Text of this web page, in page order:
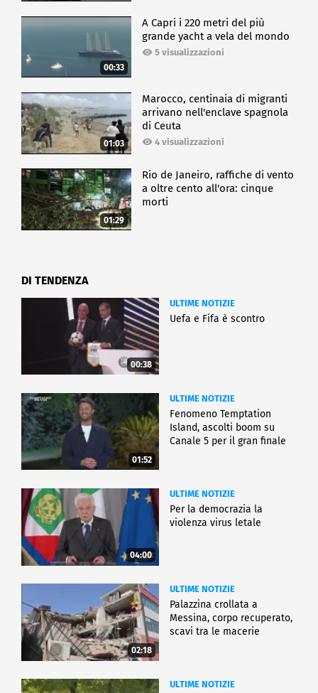
00:33
A Capri i 220 metri del più
grande yacht a vela del mondo
5 visualizzazioni
01:03
Marocco, centinaia di migranti
arrivano nell'enclave spagnola
di Ceuta
4 visualizzazioni
01:29
Rio de Janeiro, raffiche di vento
a oltre cento all'ora: cinque
morti
DI TENDENZA
00:38
ULTIME NOTIZIE
Uefa e Fifa è scontro
01:52
ULTIME NOTIZIE
Fenomeno Temptation
Island, ascolti boom su
Canale 5 per il gran finale
04:00
ULTIME NOTIZIE
Per la democrazia la
violenza virus letale
02:18
ULTIME NOTIZIE
Palazzina crollata a
Messina, corpo recuperato,
scavi tra le macerie
ULTIME NOTIZIE